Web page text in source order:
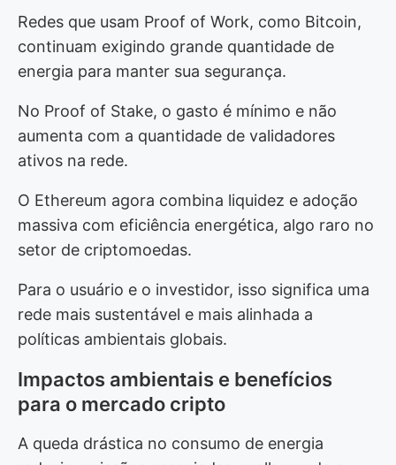
Redes que usam Proof of Work, como Bitcoin,
continuam exigindo grande quantidade de
energia para manter sua segurança.
No Proof of Stake, o gasto é mínimo e não
aumenta com a quantidade de validadores
ativos na rede.
O Ethereum agora combina liquidez e adoção
massiva com eficiência energética, algo raro no
setor de criptomoedas.
Para o usuário e o investidor, isso significa uma
rede mais sustentável e mais alinhada a
políticas ambientais globais.
Impactos ambientais e benefícios
para o mercado cripto
A queda drástica no consumo de energia